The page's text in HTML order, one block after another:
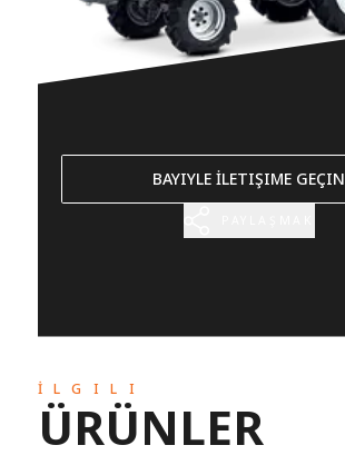
BAYIYLE İLETIŞIME GEÇIN
İLGILI
ÜRÜNLER